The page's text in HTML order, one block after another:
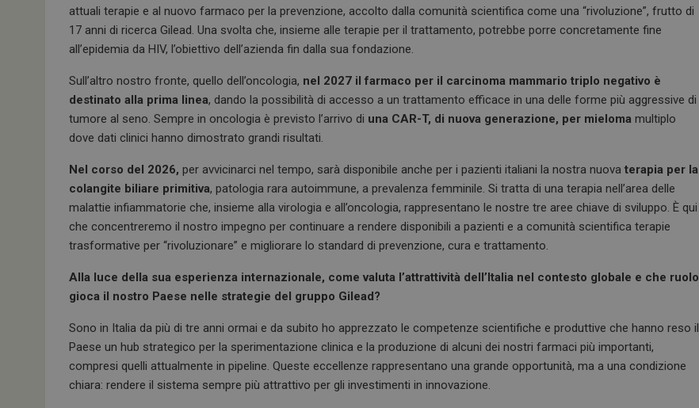
attuali terapie e al nuovo farmaco per la prevenzione, accolto dalla comunità scientifica come una “rivoluzione”, frutto di
17 anni di ricerca Gilead. Una svolta che, insieme alle terapie per il trattamento, potrebbe porre concretamente fine
all’epidemia da HIV, l’obiettivo dell’azienda fin dalla sua fondazione.
Sull’altro nostro fronte, quello dell’oncologia, nel 2027 il farmaco per il carcinoma mammario triplo negativo è
destinato alla prima linea, dando la possibilità di accesso a un trattamento efficace in una delle forme più aggressive di
tumore al seno. Sempre in oncologia è previsto l’arrivo di una CAR-T, di nuova generazione, per mieloma multiplo
dove dati clinici hanno dimostrato grandi risultati.
Nel corso del 2026, per avvicinarci nel tempo, sarà disponibile anche per i pazienti italiani la nostra nuova terapia per la
colangite biliare primitiva, patologia rara autoimmune, a prevalenza femminile. Si tratta di una terapia nell’area delle
malattie infiammatorie che, insieme alla virologia e all’oncologia, rappresentano le nostre tre aree chiave di sviluppo. È qui
che concentreremo il nostro impegno per continuare a rendere disponibili a pazienti e a comunità scientifica terapie
trasformative per “rivoluzionare” e migliorare lo standard di prevenzione, cura e trattamento.
Alla luce della sua esperienza internazionale, come valuta l’attrattività dell’Italia nel contesto globale e che ruolo
gioca il nostro Paese nelle strategie del gruppo Gilead?
Sono in Italia da più di tre anni ormai e da subito ho apprezzato le competenze scientifiche e produttive che hanno reso il
Paese un hub strategico per la sperimentazione clinica e la produzione di alcuni dei nostri farmaci più importanti,
compresi quelli attualmente in pipeline. Queste eccellenze rappresentano una grande opportunità, ma a una condizione
chiara: rendere il sistema sempre più attrattivo per gli investimenti in innovazione.